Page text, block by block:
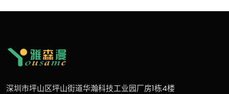
深圳市坪山区坪山街道华瀚科技工业园厂房1栋4楼